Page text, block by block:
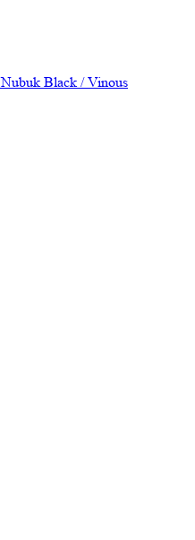
Black / Vinous